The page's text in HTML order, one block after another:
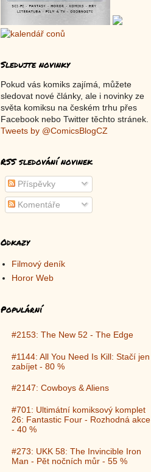
Sledujte novinky
Pokud vás komiks zajímá, můžete
sledovat nové články, ale i novinky ze
světa komiksu na českém trhu přes
Facebook nebo Twitter těchto stránek.
Tweets by @ComicsBlogCZ
RSS sledování novinek
Příspěvky
Komentáře
Odkazy
Filmový deník
Horor Web
Populární
#2153: The New 52 - The Edge
#1144: All You Need Is Kill: Stačí jen
zabíjet - 80 %
#2147: Cowboys & Aliens
#701: Ultimátní komiksový komplet
26: Fantastic Four - Rozhodná akce
- 40 %
#273: UKK 58: The Invincible Iron
Man - Pět nočních můr - 55 %